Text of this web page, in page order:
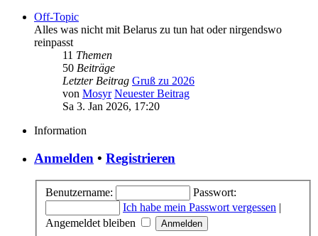
Off-Topic
Alles was nicht mit Belarus zu tun hat oder nirgendswo
reinpasst
11 Themen
50 Beiträge
Letzter Beitrag Gruß zu 2026
von Mosyr Neuester Beitrag
Sa 3. Jan 2026, 17:20
Information
Anmelden • Registrieren
Benutzername:
Passwort:
Ich habe mein Passwort vergessen |
Angemeldet bleiben